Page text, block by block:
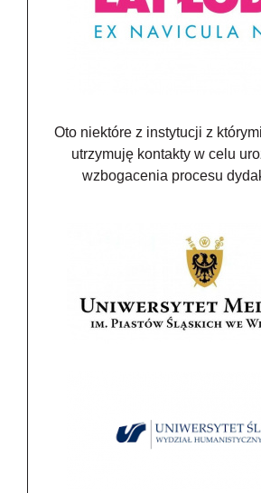
Oto niektóre z instytucji z
utrzymuję kontakty w celu
wzbogacenia procesu